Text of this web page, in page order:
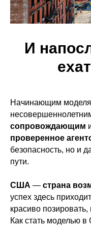
И
Начинающим
сопровождающим
проверенное
безопасность, но и
пути.
США — страна
успех здесь
красиво позировать,
Как стать моделью